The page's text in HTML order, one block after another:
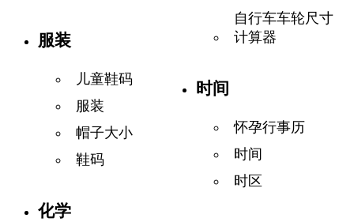
服装
儿童鞋码
服装
帽子大小
鞋码
化学
自行车车轮尺寸
计算器
时间
怀孕行事历
时间
时区